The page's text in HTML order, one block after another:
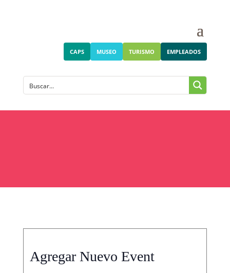
CAPS MUSEO TURISMO EMPLEADOS
Agregar Nuevo Event